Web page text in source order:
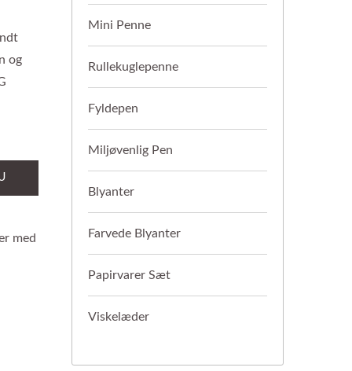
og
med
Mini Penne
Rullekuglepenne
Fyldepen
Miljøvenlig Pen
Blyanter
Farvede Blyanter
Papirvarer Sæt
Viskelæder